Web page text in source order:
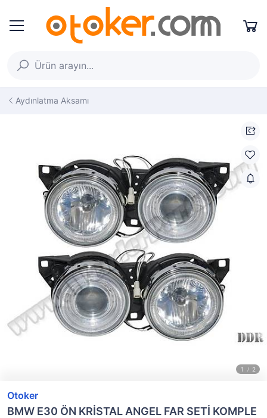
Aydınlatma Aksamı
Otoker
BMW E30 ÖN KRİSTAL ANGEL FAR SETİ KOMPLE